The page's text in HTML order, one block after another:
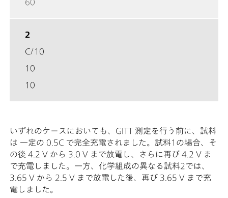
60
2
C/10
10
10
いずれのケースにおいても、GITT 測定を行う前に、試料
は 一定の 0.5C で完全充電されました。試料1の場合、そ
の後 4.2 V から 3.0 V まで放電し、さらに再び 4.2 V ま
で充電しました。一方、化学組成の異なる試料2では、
3.65 V から 2.5 V まで放電した後、再び 3.65 V まで充
電しました。